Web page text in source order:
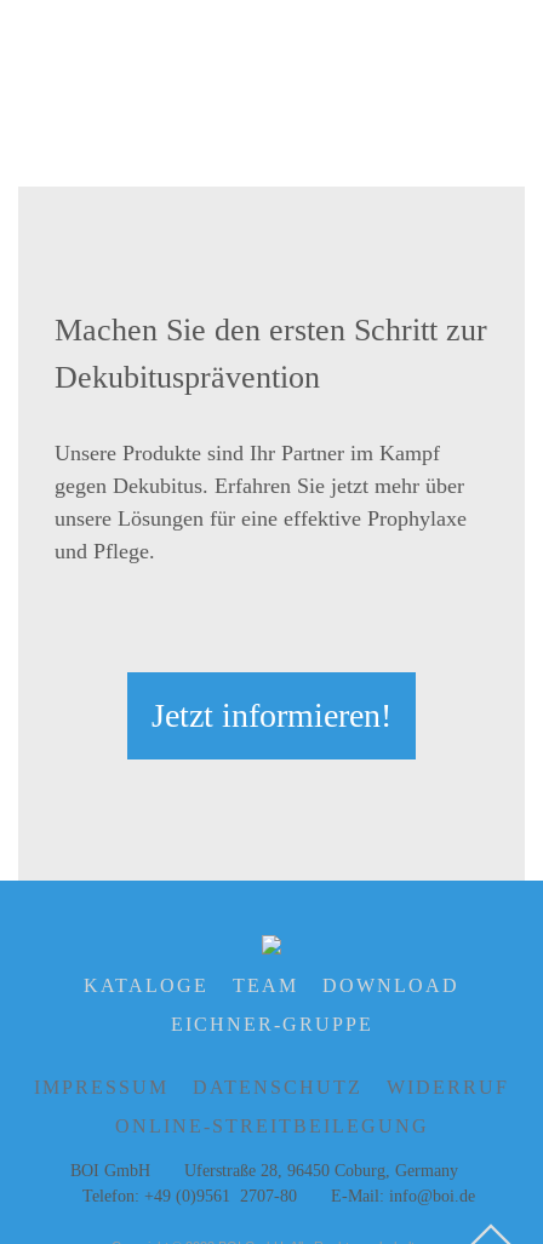
Machen Sie den ersten Schritt zur
Dekubitusprävention
Unsere Produkte sind Ihr Partner im Kampf
gegen Dekubitus. Erfahren Sie jetzt mehr über
unsere Lösungen für eine effektive Prophylaxe
und Pflege.
Jetzt informieren!
KATALOGE TEAM
DOWNLOAD
EICHNER-GRUPPE
IMPRESSUM DATENSCHUTZ
WIDERRUF
ONLINE-STREITBEILEGUNG
BOI GmbH Uferstraße 28, 96450 Coburg, Germany
Telefon: +49 (0)9561 2707‑80 E‑Mail: info@boi.de